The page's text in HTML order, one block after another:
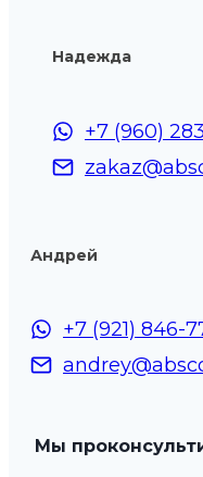
Надежда
+7 (960)
Андрей
+7 (921) 846-
Мы